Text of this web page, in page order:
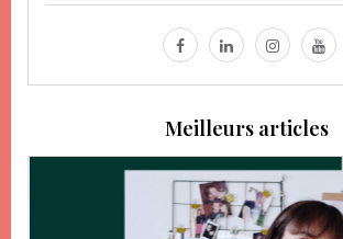
Meilleurs articles